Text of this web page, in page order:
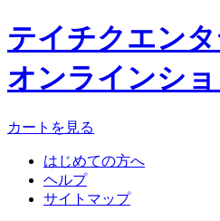
テイチクエン
オンラインシ
カートを見る
はじめての方へ
ヘルプ
サイトマップ